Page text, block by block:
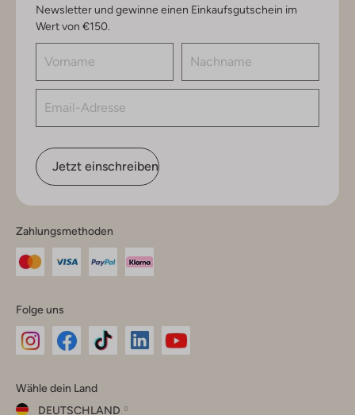
Newsletter und gewinne einen Einkaufsgutschein im
Wert von €150.
Jetzt einschreiben
Zahlungsmethoden
Folge uns
Instagram
Facebook
TikTok
Wähle dein Land
DEUTSCHLAND